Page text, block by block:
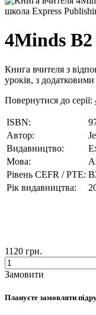
4Minds B2
Книга вчителя з
уроків, з
Повернутися до серії:
ISBN:
Автор:
Видавництво:
Мова:
Рівень CEFR / PTE:
Рік видавництва:
1120 грн.
Замовити
Плануєте замовляти